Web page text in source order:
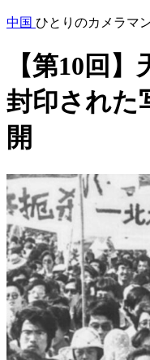
中国 ひとりのカメラマ
【第10回
封印された
開